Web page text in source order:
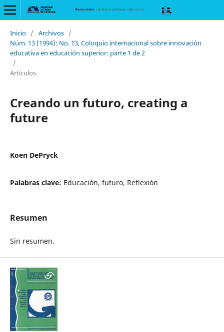
Inicio / Archivos /
Núm. 13 (1994): No. 13, Coloquio internacional sobre innovación
educativa en educación superior: parte 1 de 2
/
Artículos
Creando un futuro, creating a
future
Koen DePryck
Palabras clave: Educación, futuro, Reflexión
Resumen
Sin resumen.